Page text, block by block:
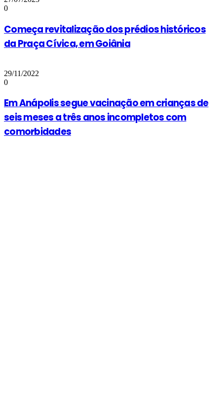
0
Começa revitalização dos prédios históricos
da Praça Cívica, em Goiânia
29/11/2022
0
Em Anápolis segue vacinação em crianças de
seis meses a três anos incompletos com
comorbidades